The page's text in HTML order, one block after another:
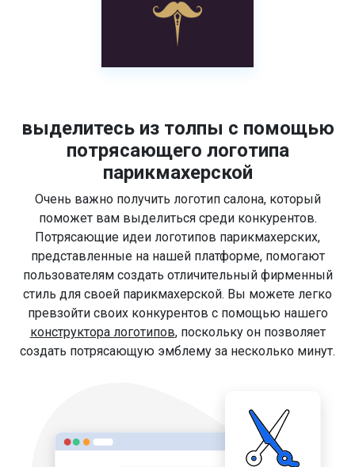
выделитесь из толпы с помощью
потрясающего логотипа
парикмахерской
Очень важно получить логотип салона, который
поможет вам выделиться среди конкурентов.
Потрясающие идеи логотипов парикмахерских,
представленные на нашей платформе, помогают
пользователям создать отличительный фирменный
стиль для своей парикмахерской. Вы можете легко
превзойти своих конкурентов с помощью нашего
конструктора логотипов, поскольку он позволяет
создать потрясающую эмблему за несколько минут.